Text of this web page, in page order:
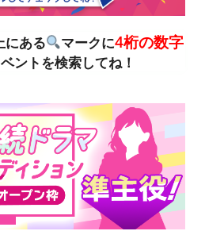
にある マークに4桁の数字
ントを検索してね！